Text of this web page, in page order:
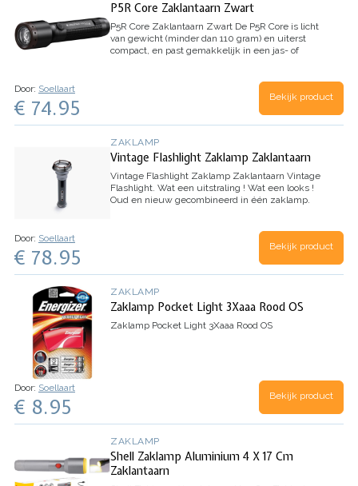
P5R Core Zaklantaarn Zwart
P5R Core Zaklantaarn Zwart De P5R Core is licht
van gewicht (minder dan 110 gram) en uiterst
compact, en past gemakkelijk in een jas- of
Door: Soellaart
€ 74.95 Bekijk product
ZAKLAMP
Vintage Flashlight Zaklamp Zaklantaarn
Vintage Flashlight Zaklamp Zaklantaarn Vintage
Flashlight. Wat een uitstraling ! Wat een looks !
Oud en nieuw gecombineerd in één zaklamp.
Door: Soellaart
€ 78.95 Bekijk product
ZAKLAMP
Zaklamp Pocket Light 3Xaaa Rood OS
Zaklamp Pocket Light 3Xaaa Rood OS
Door: Soellaart
€ 8.95 Bekijk product
ZAKLAMP
Shell Zaklamp Aluminium 4 X 17 Cm
Zaklantaarn